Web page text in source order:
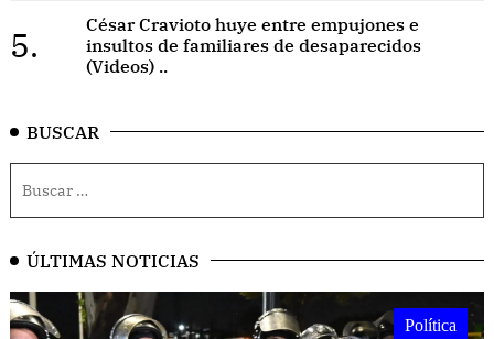
5.
César Cravioto huye entre empujones e
insultos de familiares de desaparecidos
(Videos) ..
BUSCAR
ÚLTIMAS NOTICIAS
Política